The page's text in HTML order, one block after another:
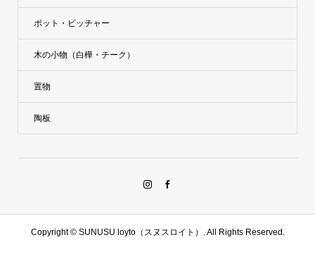
ポット・ピッチャー
木の小物（白樺・チーク）
置物
陶板
Copyright ©SUNUSU loyto（スヌスロイト）. All Rights Reserved.